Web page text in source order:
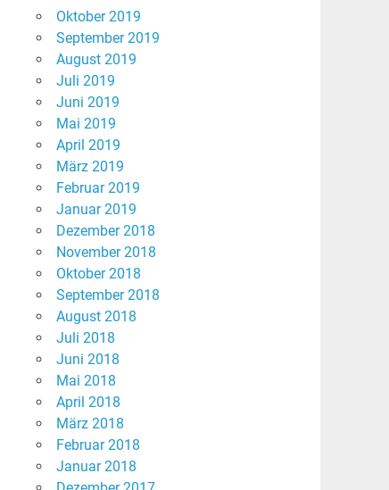
Oktober 2019
September 2019
August 2019
Juli 2019
Juni 2019
Mai 2019
April 2019
März 2019
Februar 2019
Januar 2019
Dezember 2018
November 2018
Oktober 2018
September 2018
August 2018
Juli 2018
Juni 2018
Mai 2018
April 2018
März 2018
Februar 2018
Januar 2018